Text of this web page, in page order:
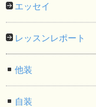
エッセイ
レッスンレポート
他装
自装